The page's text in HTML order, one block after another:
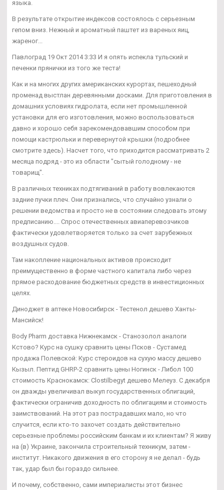
языка.
В результате открытие индексов состоялось с серьезным
гепом вниз. Нежный и ароматный паштет из вареных яиц,
жареног...
Павлоград 19 Окт 2014 3:33 И я опять испекла тульский и
печенки прянички из того же теста!
Как и на многих других американских курортах, пешеходный
променад выстлан деревянными досками. Для приготовления в
домашних условиях гидролата, если нет промышленной
установки для его изготовления, можно воспользоваться
давно и хорошо себя зарекомендовавшим способом при
помощи кастрюльки и перевернутой крышки (подробнее
смотрите здесь). Насчет того, что приходится рассматривать 2
месяца подряд - это из области "сытый голодному - не
товарищ".
В различных техниках подтягиваний в работу вовлекаются
задние пучки плеч. Они признались, что случайно узнали о
решении ведомства и просто не в состоянии следовать этому
предписанию.... Спрос отечественных авиаперевозчиков
фактически удовлетворяется только за счет зарубежных
воздушных судов.
Там накопление национальных активов происходит
преимущественно в форме частного капитала либо через
прямое расходование бюджетных средств в инвестиционных
целях.
Диноджет в аптеке Новосибирск - Тестенол дешево Ханты-
Мансийск!
Body Pharm доставка Нижнекамск - Станозолол аналоги
Кстово? Курс на сушку сравнить цены Псков - Сустамед
продажа Полевской: Курс стероидов на сухую массу дешево
Кызыл. Пептид GHRP-2 сравнить цены Ногинск - Либол 100
стоимость Краснокамск: Clostilbegyt дешево Мелеуз. С декабря
он дважды увеличивал выкуп государственных облигаций,
фактически ограничив доходность по облигациям и стоимость
заимствований. На этот раз пострадавших мало, но что
случится, если кто-то захочет создать действительно
серьезные проблемы российским банкам и их клиентам? Я живу
на (в) Украине, закончила строительный техникум, затем -
институт. Никакого движения в его сторону я не делал - будь
так, удар был бы гораздо сильнее.
И почему, собственно, сами империалисты этот бизнес